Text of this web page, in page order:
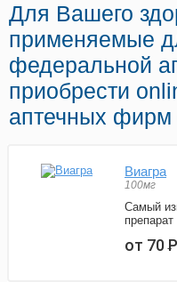
Для Вашего
применяемые
федеральной
приобрести
аптечных фирм
Виагра
100мг
Самый
препарат
от 70Р